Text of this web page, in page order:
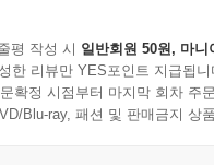
평 작성 시 일반회원 50원, 마니
한 리뷰만 YES포인트 지급됩니
확정 시점부터 마지막 회차 주
Blu-ray, 패션 및 판매금지 상